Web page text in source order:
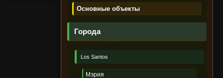
Лента новостей
Основные объекты
Города
Los Santos
Мэрия